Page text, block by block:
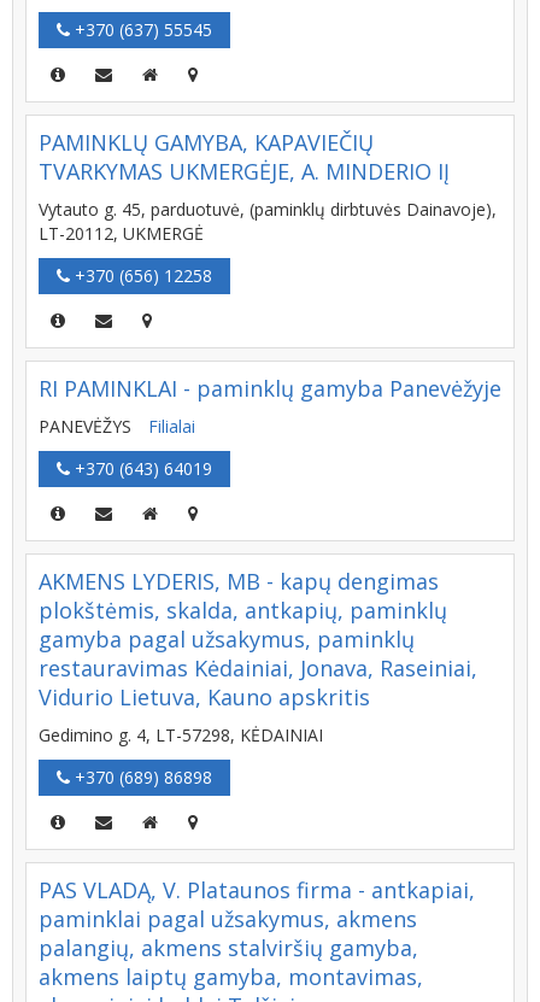
+370 (637) 55545
PAMINKLŲ GAMYBA, KAPAVIEČIŲ
TVARKYMAS UKMERGĖJE, A. MINDERIO IĮ
Vytauto g. 45, parduotuvė, (paminklų dirbtuvės Dainavoje),
LT-20112, UKMERGĖ
+370 (656) 12258
RI PAMINKLAI - paminklų gamyba Panevėžyje
PANEVĖŽYS
Filialai
+370 (643) 64019
AKMENS LYDERIS, MB - kapų dengimas
plokštėmis, skalda, antkapių, paminklų
gamyba pagal užsakymus, paminklų
restauravimas Kėdainiai, Jonava, Raseiniai,
Vidurio Lietuva, Kauno apskritis
Gedimino g. 4, LT-57298, KĖDAINIAI
+370 (689) 86898
PAS VLADĄ, V. Plataunos firma - antkapiai,
paminklai pagal užsakymus, akmens
palangių, akmens stalviršių gamyba,
akmens laiptų gamyba, montavimas,